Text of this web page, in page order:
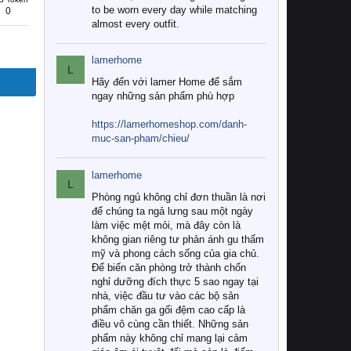
0
to be worn every day while matching
almost every outfit.
L
lamerhome
Hãy đến với lamer Home để sắm
ngay những sản phẩm phù hợp
https://lamerhomeshop.com/danh-
muc-san-pham/chieu/
L
lamerhome
Phòng ngủ không chỉ đơn thuần là nơi
để chúng ta ngả lưng sau một ngày
làm việc mệt mỏi, mà đây còn là
không gian riêng tư phản ánh gu thẩm
mỹ và phong cách sống của gia chủ.
Để biến căn phòng trở thành chốn
nghỉ dưỡng đích thực 5 sao ngay tại
nhà, việc đầu tư vào các bộ sản
phẩm chăn ga gối đệm cao cấp là
điều vô cùng cần thiết. Những sản
phẩm này không chỉ mang lại cảm